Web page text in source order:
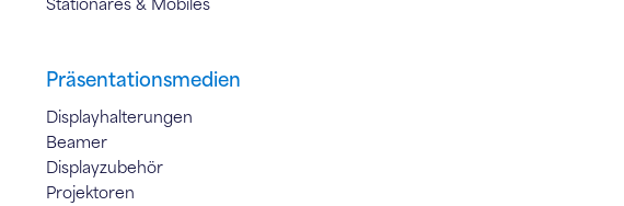
Präsentationsmedien
Displayhalterungen
Beamer
Displayzubehör
Projektoren